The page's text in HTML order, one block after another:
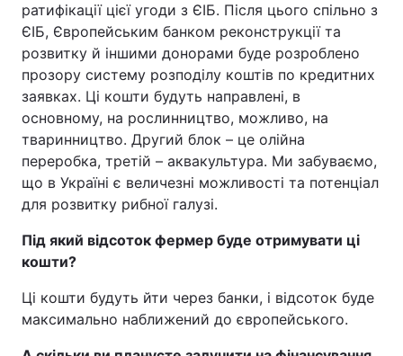
ратифікації цієї угоди з ЄІБ. Після цього спільно з
ЄІБ, Європейським банком реконструкції та
розвитку й іншими донорами буде розроблено
прозору систему розподілу коштів по кредитних
заявках. Ці кошти будуть направлені, в
основному, на рослинництво, можливо, на
тваринництво. Другий блок – це олійна
переробка, третій – аквакультура. Ми забуваємо,
що в Україні є величезні можливості та потенціал
для розвитку рибної галузі.
Під який відсоток фермер буде отримувати ці
кошти?
Ці кошти будуть йти через банки, і відсоток буде
максимально наближений до європейського.